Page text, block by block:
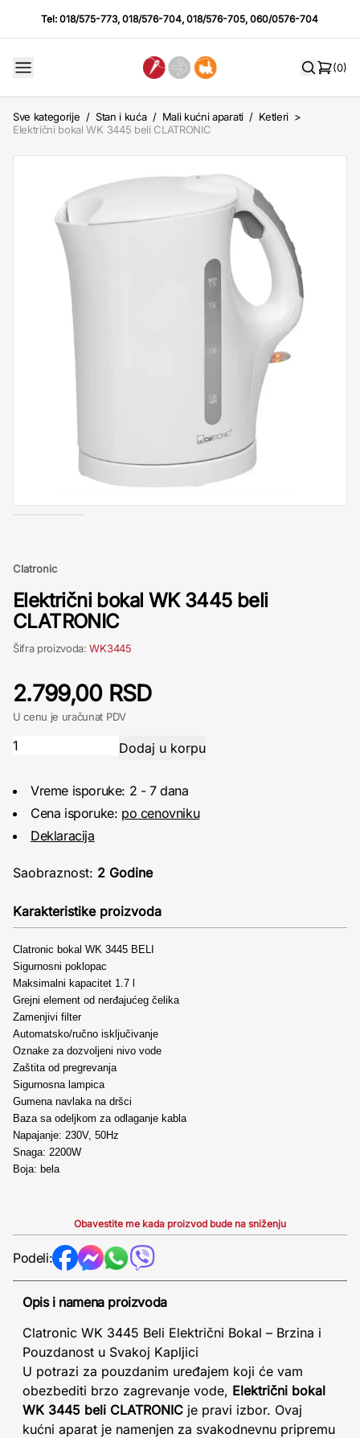
Tel:018/575-773,018/576-704,018/576-705,060/0576-704
(0)
Sve kategorije / Stan i kuća / Mali kućni aparati / Ketleri >
Električni bokal WK 3445 beli CLATRONIC
Clatronic
Električni bokal WK 3445 beli
CLATRONIC
Šifra proizvoda:WK3445
2.799,00 RSD
U cenu je uračunat PDV
Vreme isporuke: 2 - 7 dana
Cena isporuke: po cenovniku
Deklaracija
Saobraznost: 2 Godine
Karakteristike proizvoda
Clatronic bokal WK 3445 BELI
Sigurnosni poklopac
Maksimalni kapacitet 1.7 l
Grejni element od nerđajućeg čelika
Zamenjivi filter
Automatsko/ručno isključivanje
Oznake za dozvoljeni nivo vode
Zaštita od pregrevanja
Sigurnosna lampica
Gumena navlaka na dršci
Baza sa odeljkom za odlaganje kabla
Napajanje: 230V, 50Hz
Snaga: 2200W
Boja: bela
Obavestite me kada proizvod bude na sniženju
Podeli:
Opis i namena proizvoda
Clatronic WK 3445 Beli Električni Bokal – Brzina i
Pouzdanost u Svakoj Kapljici
U potrazi za pouzdanim uređajem koji će vam
obezbediti brzo zagrevanje vode, Električni bokal
WK 3445 beli CLATRONIC je pravi izbor. Ovaj
kućni aparat je namenjen za svakodnevnu pripremu